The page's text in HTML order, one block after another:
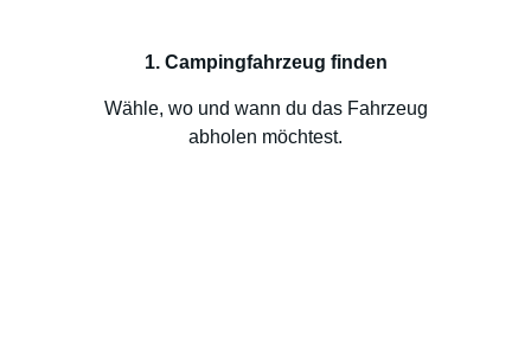
1. Campingfahrzeug finden
Wähle, wo und wann du das Fahrzeug
abholen möchtest.